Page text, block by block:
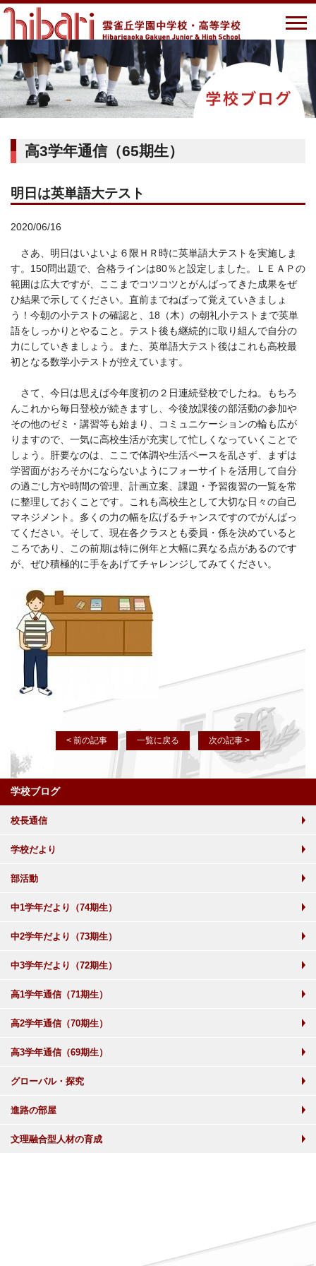
高3学年通信（65期生）
明日は英単語大テスト
2020/06/16
さあ、明日はいよいよ６限ＨＲ時に英単語大テストを実施しま
す。150問出題で、合格ラインは80％と設定しました。ＬＥＡＰの
範囲は広大ですが、ここまでコツコツとがんばってきた成果をぜ
ひ結果で示してください。直前までねばって覚えていきましょ
う！今朝の小テストの確認と、18（木）の朝礼小テストまで英単
語をしっかりとやること。テスト後も継続的に取り組んで自分の
力にしていきましょう。また、英単語大テスト後はこれも高校最
初となる数学小テストが控えています。
さて、今日は思えば今年度初の２日連続登校でしたね。もちろ
んこれから毎日登校が続きますし、今後放課後の部活動の参加や
その他のゼミ・講習等も始まり、コミュニケーションの輪も広が
りますので、一気に高校生活が充実して忙しくなっていくことで
しょう。肝要なのは、ここで体調や生活ペースを乱さず、まずは
学習面がおろそかにならないようにフォーサイトを活用して自分
の過ごし方や時間の管理、計画立案、課題・予習復習の一覧を常
に整理しておくことです。これも高校生として大切な日々の自己
マネジメント。多くの力の幅を広げるチャンスですのでがんばっ
てください。そして、現在各クラスとも委員・係を決めていると
ころであり、この前期は特に例年と大幅に異なる点があるのです
が、ぜひ積極的に手をあげてチャレンジしてみてください。
< 前の記事 一覧に戻る 次の記事 >
学校ブログ
校長通信
学校だより
部活動
中1学年だより（74期生）
中2学年だより（73期生）
中3学年だより（72期生）
高1学年通信（71期生）
高2学年通信（70期生）
高3学年通信（69期生）
グローバル・探究
進路の部屋
文理融合型人材の育成